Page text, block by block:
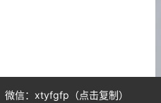
快手
微信：xtyfgfp（点击复制）